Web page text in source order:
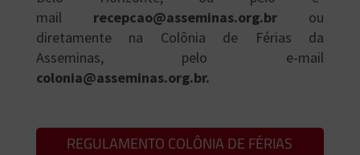
mail recepcao@asseminas.org.br ou
diretamente na Colônia de Férias da
Asseminas, pelo e-mail
colonia@asseminas.org.br.
REGULAMENTO COLÔNIA DE FÉRIAS